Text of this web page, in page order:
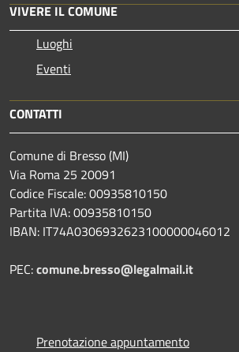
VIVERE IL COMUNE
Luoghi
Eventi
CONTATTI
Comune di Bresso (MI)
Via Roma 25 20091
Codice Fiscale: 00935810150
Partita IVA: 00935810150
IBAN: IT74A0306932623100000046012
PEC:comune.bresso@legalmail.it
Prenotazione appuntamento